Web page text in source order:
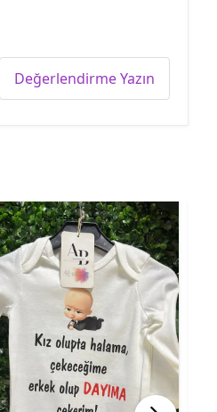
Değerlendirme Yazın